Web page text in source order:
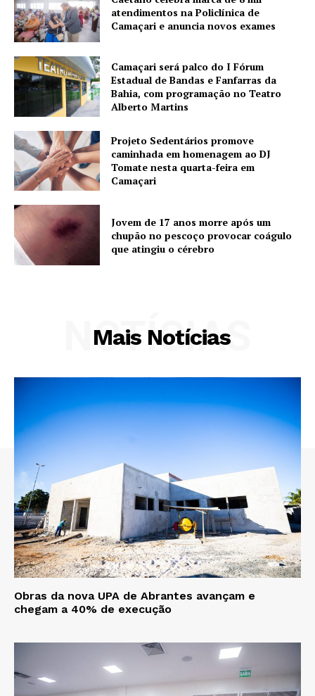
atendimentos na Policlínica de
Camaçari e anuncia novos exames
Camaçari será palco do I Fórum
Estadual de Bandas e Fanfarras da
Bahia, com programação no Teatro
Alberto Martins
Projeto Sedentários promove
caminhada em homenagem ao DJ
Tomate nesta quarta-feira em
Camaçari
Jovem de 17 anos morre após um
chupão no pescoço provocar coágulo
que atingiu o cérebro
Mais Notícias
NOTÍCIAS
Obras da nova UPA de Abrantes avançam e
chegam a 40% de execução